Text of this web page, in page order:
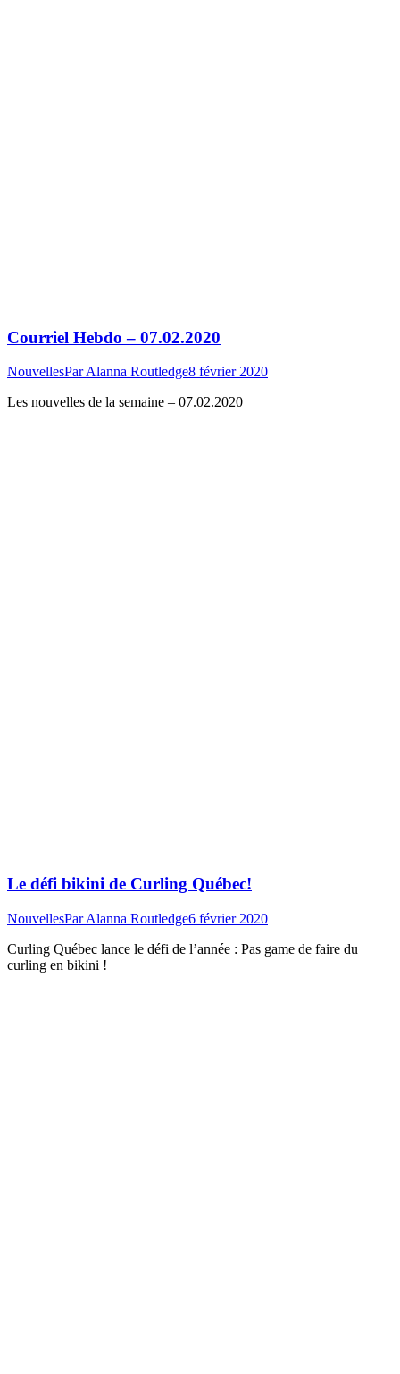
Courriel Hebdo – 07.02.2020
NouvellesParAlanna Routledge8 février 2020
Les nouvelles de la semaine – 07.02.2020
Le défi bikini de Curling Québec!
NouvellesParAlanna Routledge6 février 2020
Curling Québec lance le défi de l’année : Pas game de faire du
curling en bikini !